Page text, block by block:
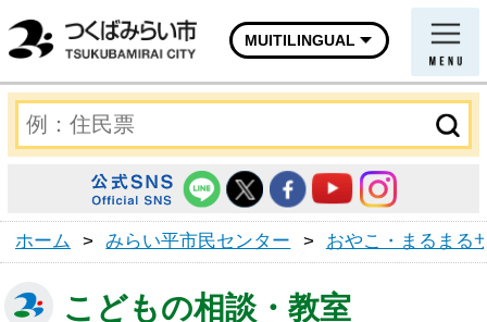
MUITILINGUAL
ホーム > みらい平市民センター > おやこ・まるまる
こどもの相談・教室